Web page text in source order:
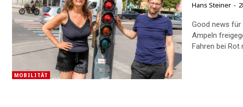
MOBILITÄT
Hans Steiner -
Good news für
Ampeln
Fahren bei Rot